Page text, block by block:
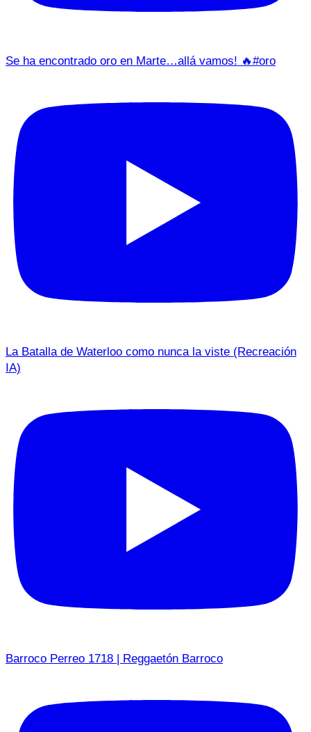
Se ha encontrado oro en Marte…allá vamos! 🔥#oro
La Batalla de Waterloo como nunca la viste (Recreación
IA)
Barroco Perreo 1718 | Reggaetón Barroco